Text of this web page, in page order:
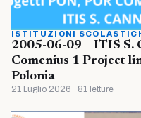
ISTITUZIONI
2005-06-09 – ITIS S.
Comenius 1 Project
Polonia
21 Luglio 2026 · 81 letture